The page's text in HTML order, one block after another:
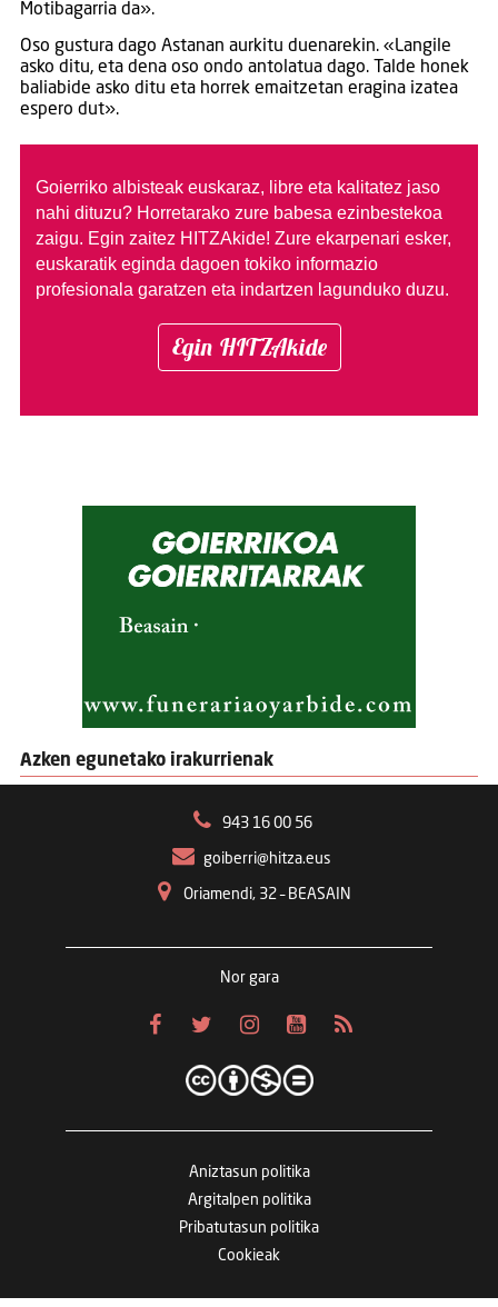
Motibagarria da».
Oso gustura dago Astanan aurkitu duenarekin. «Langile
asko ditu, eta dena oso ondo antolatua dago. Talde honek
baliabide asko ditu eta horrek emaitzetan eragina izatea
espero dut».
Goierriko albisteak euskaraz, libre eta kalitatez jaso
nahi dituzu? Horretarako zure babesa ezinbestekoa
zaigu. Egin zaitez HITZAkide! Zure ekarpenari esker,
euskaratik eginda dagoen tokiko informazio
profesionala garatzen eta indartzen lagunduko duzu.
Egin HITZAkide
Azken egunetako irakurrienak
943 16 00 56
goiberri@hitza.eus
Oriamendi, 32 – BEASAIN
Nor gara
Aniztasun politika
Argitalpen politika
Pribatutasun politika
Cookieak